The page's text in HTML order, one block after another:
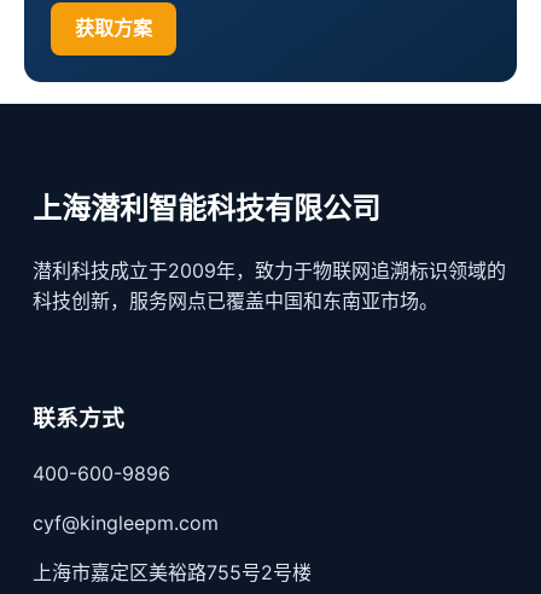
获取方案
上海潜利智能科技有限公司
潜利科技成立于2009年，致力于物联网追溯标识领域的
科技创新，服务网点已覆盖中国和东南亚市场。
联系方式
400-600-9896
cyf@kingleepm.com
上海市嘉定区美裕路755号2号楼